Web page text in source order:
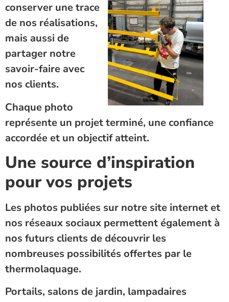
conserver une trace
de nos réalisations,
mais aussi de
partager notre
savoir-faire avec
nos clients.
Chaque photo
représente un projet terminé, une confiance
accordée et un objectif atteint.
Une source d’inspiration
pour vos projets
Les photos publiées sur notre site internet et
nos réseaux sociaux permettent également à
nos futurs clients de découvrir les
nombreuses possibilités offertes par le
thermolaquage.
Portails, salons de jardin, lampadaires